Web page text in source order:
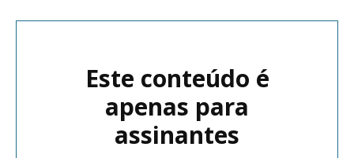
Este conteúdo é
apenas para
assinantes